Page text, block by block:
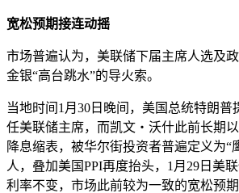
宽松预期接连动摇
市场普遍认为，美联储下届主席人选及
金银“高台跳水”的导火索。
当地时间1月30日晚间，美国总统特朗普
任美联储主席，而凯文・沃什此前长期
降息缩表，被华尔街投资者普遍定义为“
人，叠加美国PPI再度抬头，1月29日美
利率不变，市场此前较为一致的宽松预期